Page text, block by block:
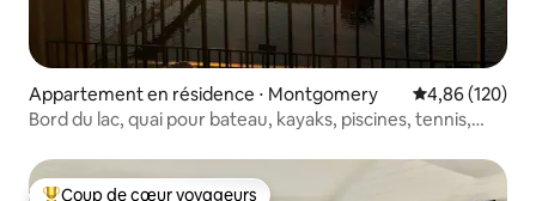
Appartement en résidence ⋅ Montgomery Évaluation
4,86 (120)
Bord du lac, quai pour bateau, kayaks, piscines, tennis,
Coup de cœur voyageurs